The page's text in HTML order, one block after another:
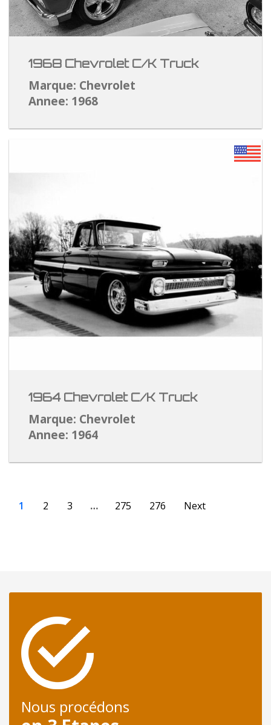
1968 Chevrolet C/K Truck
Marque: Chevrolet
Annee: 1968
1964 Chevrolet C/K Truck
Marque: Chevrolet
Annee: 1964
1 2 3 … 275 276 Next
Nous procédons